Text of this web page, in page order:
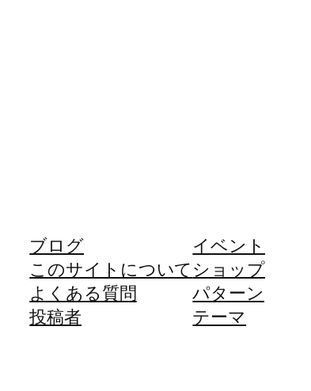
ブログ
このサイトについて
よくある質問
投稿者
イベント
ショップ
パターン
テーマ